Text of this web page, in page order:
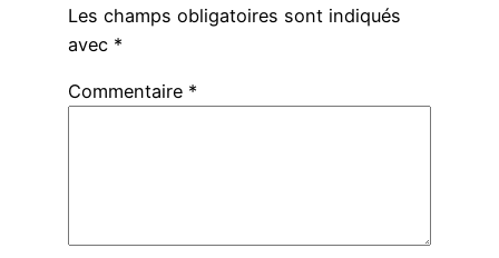
Les champs obligatoires sont indiqués
avec *
Commentaire *